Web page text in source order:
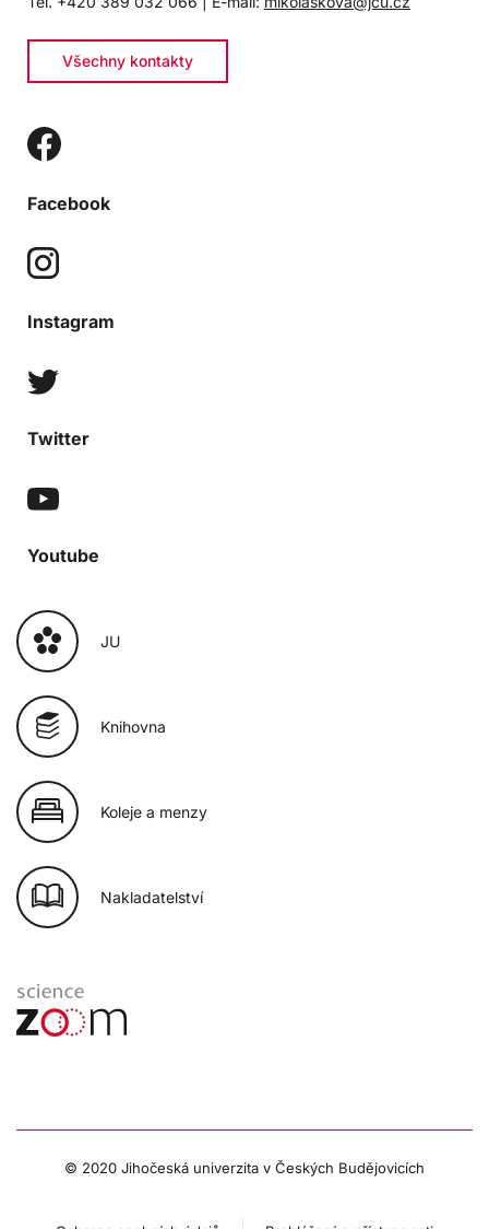
Všechny kontakty
Facebook
Instagram
Twitter
Youtube
JU
Knihovna
Koleje a menzy
Nakladatelství
© 2020 Jihočeská univerzita v Českých Budějovicích